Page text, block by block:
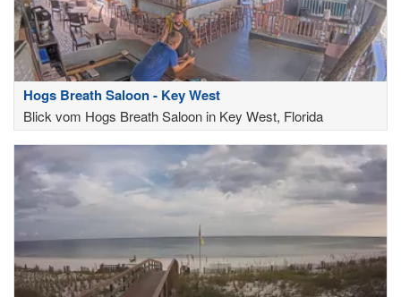
Hogs Breath Saloon - Key West
Blick vom Hogs Breath Saloon in Key West, Florida